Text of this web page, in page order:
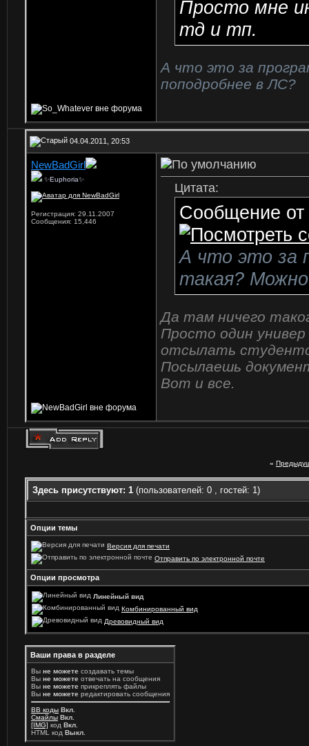
Просто мне
тд и тп.
А что это за
поподробнее в ЛС?
04.04.2011, 20:53
NewBadGirl
✨Euphoria✨
Регистрация: 29.11.2007
Сообщения: 15,446
Цитата:
Сообщение от
А что это за
такая?
Да там ничего
Просто один
отсылать
Посылаешь
Вот и все.
«
Здесь присутствуют: 1 (пользователей: 0 , гостей: 1)
Опции темы
Версия для печати
Отправить по электронной почте
Опции просмотра
Линейный вид
Комбинированный вид
Древовидный вид
Ваши права в разделе
Вы не можете создавать темы
Вы не можете отвечать на сообщения
Вы не можете прикреплять файлы
Вы не можете редактировать сообщения
BB коды Вкл.
Смайлы Вкл.
[IMG] код Вкл.
HTML код Выкл.